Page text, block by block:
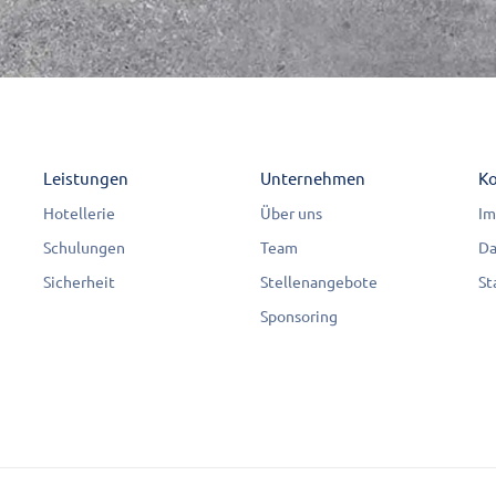
Leistungen
Hotellerie
Schulungen
Sicherheit
Unternehmen
Über uns
Team
Stellenangebote
Sponsoring